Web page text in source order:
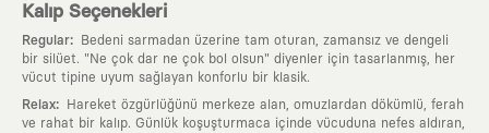
Kalıp Seçenekleri
Regular:
Bedeni sarmadan üzerine tam oturan, zamansız ve dengeli
bir silüet. "Ne çok dar ne çok bol olsun" diyenler için tasarlanmış, her
vücut tipine uyum sağlayan konforlu bir klasik.
Relax:
Hareket özgürlüğünü merkeze alan, omuzlardan dökümlü, ferah
ve rahat bir kalıp. Günlük koşuşturmaca içinde vücuduna nefes aldıran,